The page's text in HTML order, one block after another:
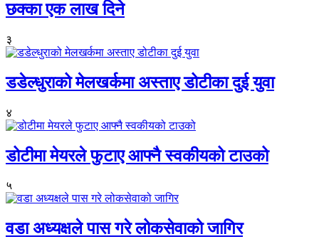
छक्का एक लाख दिने
३
डडेल्धुराको मेलखर्कमा अस्ताए डोटीका दुई युवा
४
डोटीमा मेयरले फुटाए आफ्नै स्वकीयको टाउको
५
वडा अध्यक्षले पास गरे लोकसेवाको जागिर